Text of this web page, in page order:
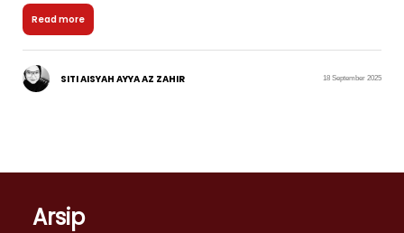
Read more
SITI AISYAH AYYA AZ ZAHIR 18 September 2025
Arsip